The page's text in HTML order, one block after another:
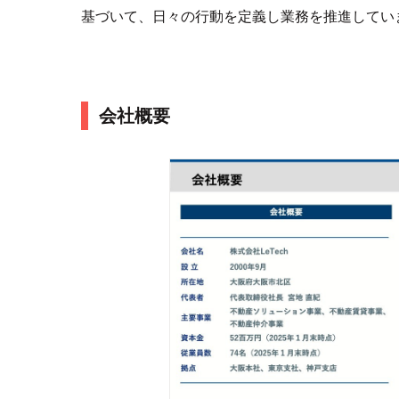
基づいて、日々の行動を定義し業務を推進してい
会社概要